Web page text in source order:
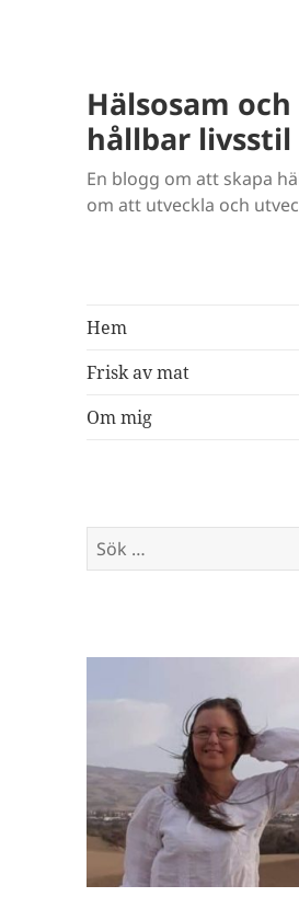
Hälsosam och
hållbar livsstil
En blogg om att skapa
om att utveckla och
Hem
Frisk av mat
Om mig
Sök
efter: